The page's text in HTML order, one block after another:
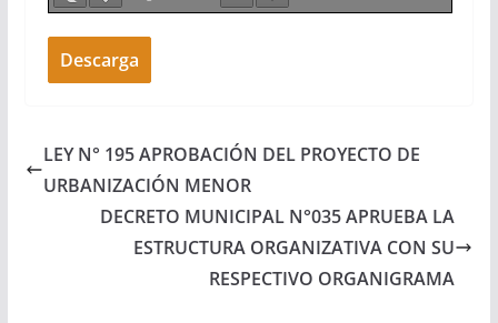
Descarga
LEY N° 195 APROBACIÓN DEL PROYECTO DE
URBANIZACIÓN MENOR
DECRETO MUNICIPAL N°035 APRUEBA LA
ESTRUCTURA ORGANIZATIVA CON SU
RESPECTIVO ORGANIGRAMA